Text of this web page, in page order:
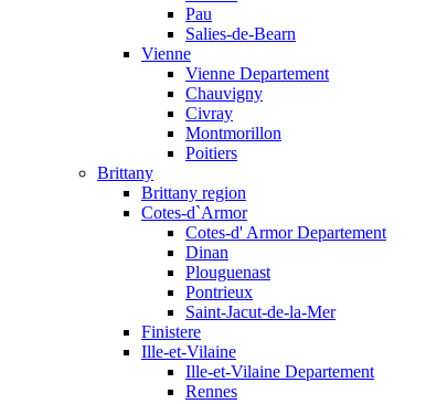
Pau
Salies-de-Bearn
Vienne
Vienne Departement
Chauvigny
Civray
Montmorillon
Poitiers
Brittany
Brittany region
Cotes-d`Armor
Cotes-d' Armor Departement
Dinan
Plouguenast
Pontrieux
Saint-Jacut-de-la-Mer
Finistere
Ille-et-Vilaine
Ille-et-Vilaine Departement
Rennes